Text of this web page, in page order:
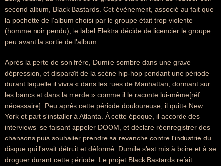
second album, Black Bastards. Cet évènement, associé au fait que
la pochette de l'album choisi par le groupe était trop violente
(homme noir pendu), le label Elektra décide de licencier le groupe
peu avant la sortie de l'album.
Après la perte de son frère, Dumile sombre dans une grave
dépression, et disparaît de la scène hip-hop pendant une période
durant laquelle il vivra « dans les rues de Manhattan, dormant sur
les bancs et dans la merde » comme il le raconte lui-même[réf.
nécessaire]. Peu après cette période douloureuse, il quitte New
York et part s'installer à Atlanta. À cette époque, il accorde des
interviews, se faisant appeler DOOM, et déclare réenregistrer des
chansons puis souhaiter prendre sa revanche contre l'industrie du
disque qui l'avait détruit et déformé. Dumile s'est mis à boire et à se
droguer durant cette période. Le projet Black Bastards refait